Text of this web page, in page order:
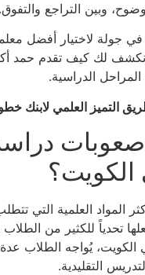
وبين التراجع والتفوق.
في جولة لاختيار أفضل
لك كيف تقدم حمد
المراحل الدراسية.
التميز العلمي لابنك
الكويت؟
المواد العلمية التي
تحدياً للكثير من
الكويت، يُواجه الطلاب
التقليدية.